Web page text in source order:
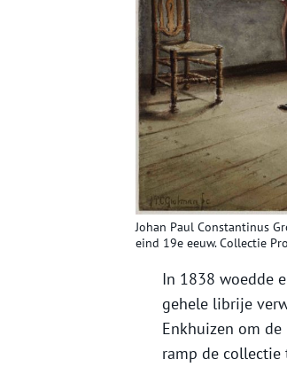
Johan Paul Constantinus
eind 19e eeuw. Collectie
In 1838 woedde
gehele librije
Enkhuizen om
ramp de collectie